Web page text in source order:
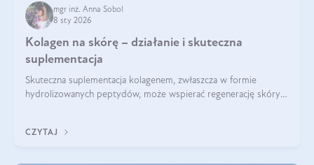
mgr inż. Anna Sobol
8 sty 2026
Kolagen na skórę – działanie i skuteczna
suplementacja
Skuteczna suplementacja kolagenem, zwłaszcza w formie
hydrolizowanych peptydów, może wspierać regenerację skóry i
CZYTAJ